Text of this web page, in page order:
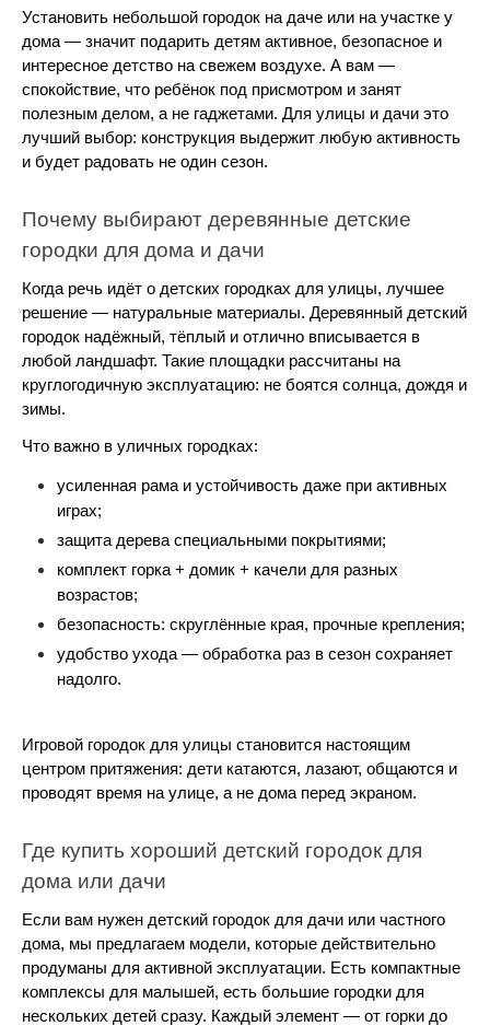
Установить небольшой городок на даче или на участке у
дома — значит подарить детям активное, безопасное и
интересное детство на свежем воздухе. А вам —
спокойствие, что ребёнок под присмотром и занят
полезным делом, а не гаджетами. Для улицы и дачи это
лучший выбор: конструкция выдержит любую активность
и будет радовать не один сезон.
Почему выбирают деревянные детские
городки для дома и дачи
Когда речь идёт о детских городках для улицы, лучшее
решение — натуральные материалы. Деревянный детский
городок надёжный, тёплый и отлично вписывается в
любой ландшафт. Такие площадки рассчитаны на
круглогодичную эксплуатацию: не боятся солнца, дождя и
зимы.
Что важно в уличных городках:
усиленная рама и устойчивость даже при активных
играх;
защита дерева специальными покрытиями;
комплект горка + домик + качели для разных
возрастов;
безопасность: скруглённые края, прочные крепления;
удобство ухода — обработка раз в сезон сохраняет
надолго.
Игровой городок для улицы становится настоящим
центром притяжения: дети катаются, лазают, общаются и
проводят время на улице, а не дома перед экраном.
Где купить хороший детский городок для
дома или дачи
Если вам нужен детский городок для дачи или частного
дома, мы предлагаем модели, которые действительно
продуманы для активной эксплуатации. Есть компактные
комплексы для малышей, есть большие городки для
нескольких детей сразу. Каждый элемент — от горки до